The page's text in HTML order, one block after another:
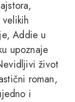
Addie u
upoznaje
život
roman,
i